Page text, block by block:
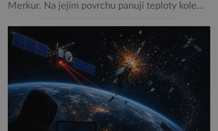
Merkur. Na jejím povrchu panují teploty kolem
hustší než na Zemi a aby toho nebylo málo, z
oblaků se snáší kapky kyseliny sírové. Zkrátka,
není to prostředí, ve kterém by příčetný člověk
chtěl strávit […]